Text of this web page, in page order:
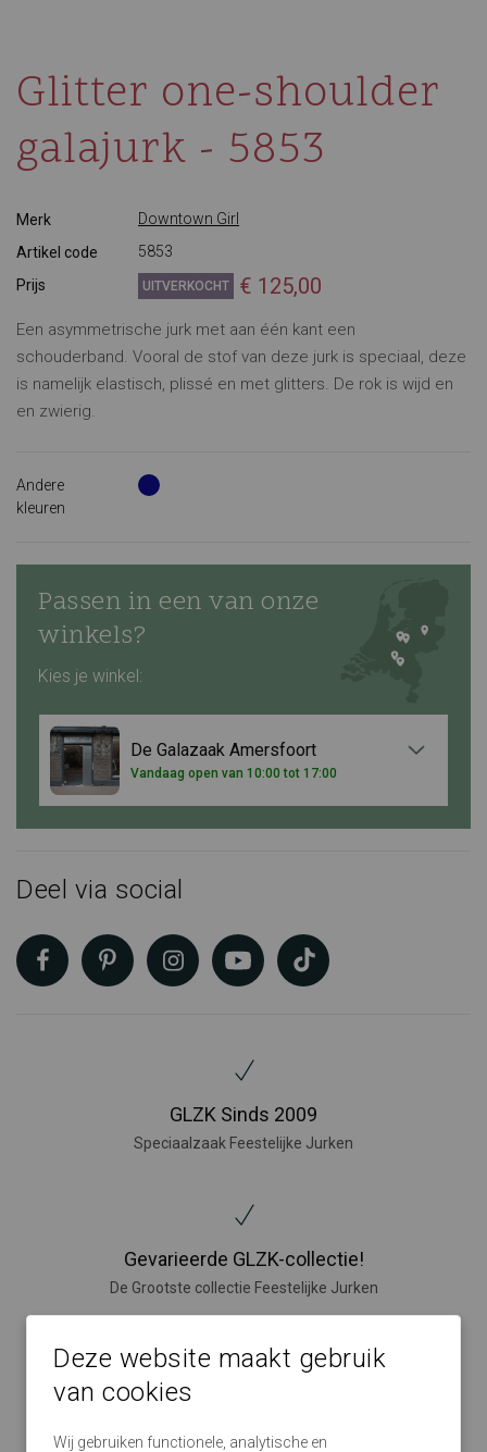
Glitter one-shoulder
galajurk - 5853
Merk
Downtown Girl
Artikel code
5853
Prijs
UITVERKOCHT € 125,00
Een asymmetrische jurk met aan één kant een
schouderband. Vooral de stof van deze jurk is speciaal, deze
is namelijk elastisch, plissé en met glitters. De rok is wijd en
en zwierig.
Andere
kleuren
Passen in een van onze
winkels?
Kies je winkel:
De Galazaak Amersfoort
Vandaag open van 10:00 tot 17:00
Deel via social
GLZK Sinds 2009
Speciaalzaak Feestelijke Jurken
Gevarieerde GLZK-collectie!
De Grootste collectie Feestelijke Jurken
GLZK makkelijk te bereiken!
Grote winkels in Nijverdal, Amersfoort, Den Bosch en Eindhoven
Deze website maakt gebruik
van cookies
Wij gebruiken functionele, analytische en